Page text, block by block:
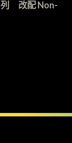
列 改配 Non-